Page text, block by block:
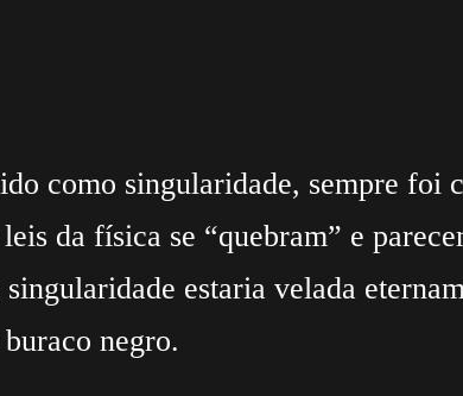
como singularidade, sempre foi
da física se “quebram” e
estaria velada
negro.